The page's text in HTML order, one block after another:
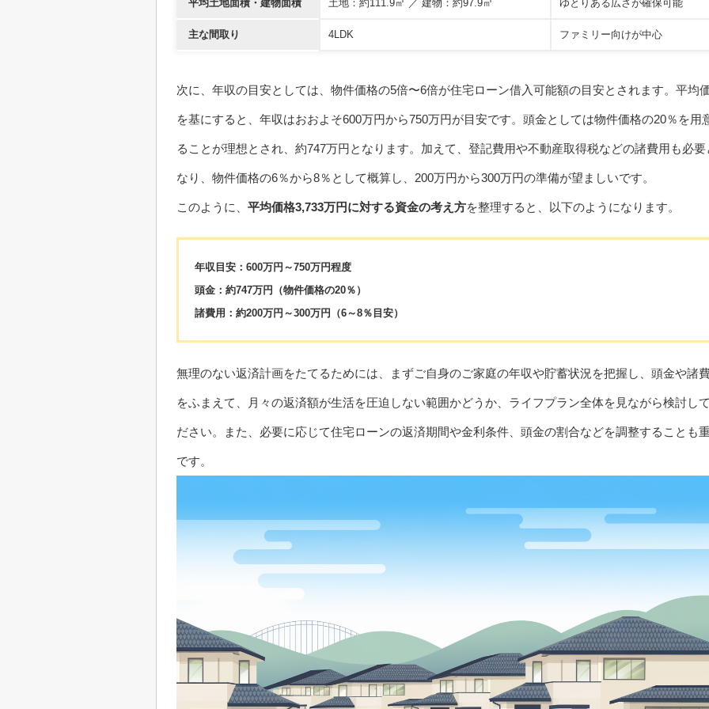
平均土地面積・建物面積 土地：約111.9㎡ ／ 建物：約97.9㎡ ゆとりある広さが確保可能
主な間取り 4LDK ファミリー向けが中心
次に、年収の目安としては、物件価格の5倍〜6倍が住宅ローン借入可能額の目安とされます。平均
を基にすると、年収はおおよそ600万円から750万円が目安です。頭金としては物件価格の20％を用
ることが理想とされ、約747万円となります。加えて、登記費用や不動産取得税などの諸費用も必要
なり、物件価格の6％から8％として概算し、200万円から300万円の準備が望ましいです。
このように、 平均価格3,733万円に対する資金の考え方を整理すると、以下のようになります。
年収目安：600万円～750万円程度
頭金：約747万円（物件価格の20％）
諸費用：約200万円～300万円（6～8％目安）
無理のない返済計画をたてるためには、まずご自身のご家庭の年収や貯蓄状況を把握し、頭金や諸
をふまえて、月々の返済額が生活を圧迫しない範囲かどうか、ライフプラン全体を見ながら検討して
ださい。また、必要に応じて住宅ローンの返済期間や金利条件、頭金の割合などを調整することも
です。